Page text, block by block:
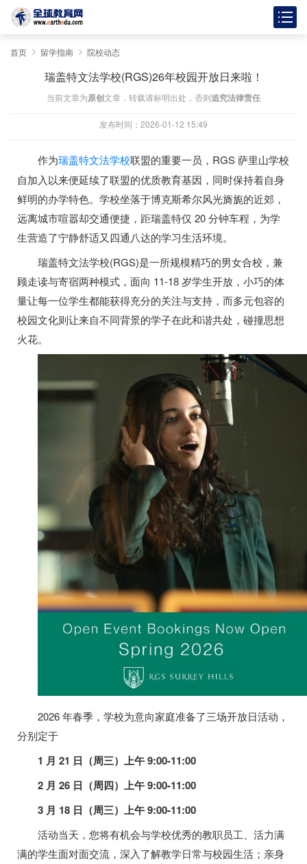
首页 留学指南 院校动态
瑞盖特文法学校(RGS)26年校园开放日来啦！
当前文章为原创文章，转载请标明出处，否则追究法律责任
发布时间：2026-01-12 15:49
作为瑞盖特文法学校联盟的重要一员，RGS 萨里山学校
自加入以来便延续了联盟的优质教育基因，同时保持着自身
鲜明的办学特色。学校坐落于博克斯希尔风光旖旎的近郊，
远离城市喧嚣却交通便捷，距瑞盖特仅 20 分钟车程，为学
生营造了宁静舒适又四通八达的学习生活环境。
瑞盖特文法学校(RGS)是一所规模精巧的男女合校，兼
顾走读与寄宿两种模式，面向 11-18 岁学生开放，小巧的体
量让每一位学生都能获得充分的关注与支持，而多元包容的
校园文化则让来自不同背景的学子在此和谐共处，碰撞思想
火花。
2026 年春季，学校为意向家庭准备了三场开放日活动，
分别定于
1 月 21 日（周三） 上午 9:00-11:00
2 月 26 日（周四） 上午 9:00-11:00
3 月 18 日（周三）上午 9:00-11:00
活动当天，您将有机会与学校优秀的教职员工、活力满
满的学生面对面交流，深入了解教学日常与校园生活；亲身